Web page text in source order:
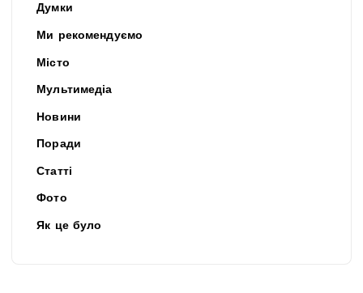
Думки
Ми рекомендуємо
Місто
Мультимедіа
Новини
Поради
Статті
Фото
Як це було